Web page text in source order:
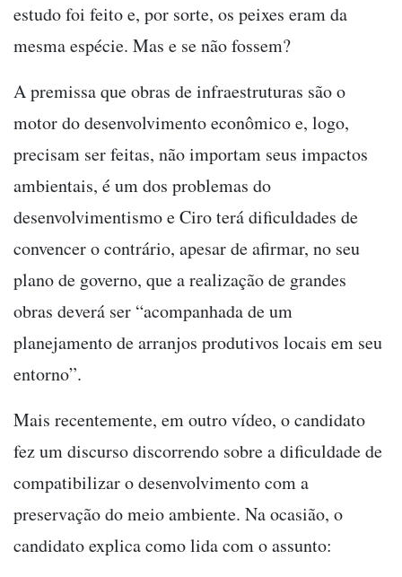
estudo foi feito e, por sorte, os peixes eram da
mesma espécie. Mas e se não fossem?
A premissa que obras de infraestruturas são o
motor do desenvolvimento econômico e, logo,
precisam ser feitas, não importam seus impactos
ambientais, é um dos problemas do
desenvolvimentismo e Ciro terá dificuldades de
convencer o contrário, apesar de afirmar, no seu
plano de governo, que a realização de grandes
obras deverá ser “acompanhada de um
planejamento de arranjos produtivos locais em seu
entorno”.
Mais recentemente, em outro vídeo, o candidato
fez um discurso discorrendo sobre a dificuldade de
compatibilizar o desenvolvimento com a
preservação do meio ambiente. Na ocasião, o
candidato explica como lida com o assunto: